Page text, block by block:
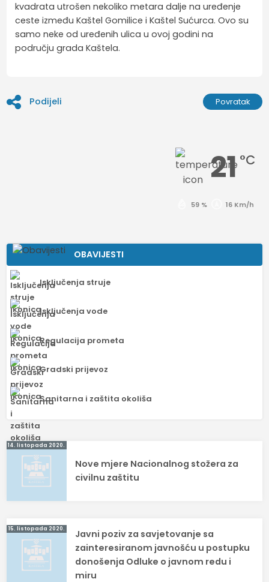
kvadrata utrošen nekoliko metara dalje na uređenje
ceste između Kaštel Gomilice i Kaštel Sućurca. Ovo su
samo neke od uređenih ulica u ovoj godini na
području grada Kaštela.
Podijeli Povratak
21°C
59 % 16 Km/h
OBAVIJESTI
Isključenja struje
Isključenja vode
Regulacija prometa
Gradski prijevoz
Sanitarna i zaštita okoliša
Navigacija
objava
14. listopada 2020.
Nove mjere Nacionalnog stožera za
civilnu zaštitu
15. listopada 2020.
Javni poziv za savjetovanje sa
zainteresiranom javnošću u postupku
donošenja Odluke o javnom redu i
miru